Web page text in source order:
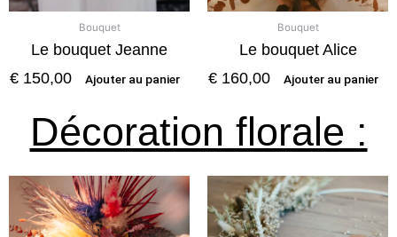
Bouquet
Le bouquet Jeanne
€ 150,00 Ajouter au panier
Bouquet
Le bouquet Alice
€ 160,00 Ajouter au panier
Décoration florale :